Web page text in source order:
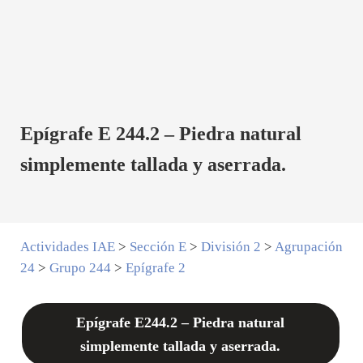
Epígrafe E 244.2 – Piedra natural
simplemente tallada y aserrada.
Actividades IAE> Sección E> División 2 > Agrupación
24> Grupo 244> Epígrafe 2
Epígrafe E244.2 – Piedra natural
simplemente tallada y aserrada.